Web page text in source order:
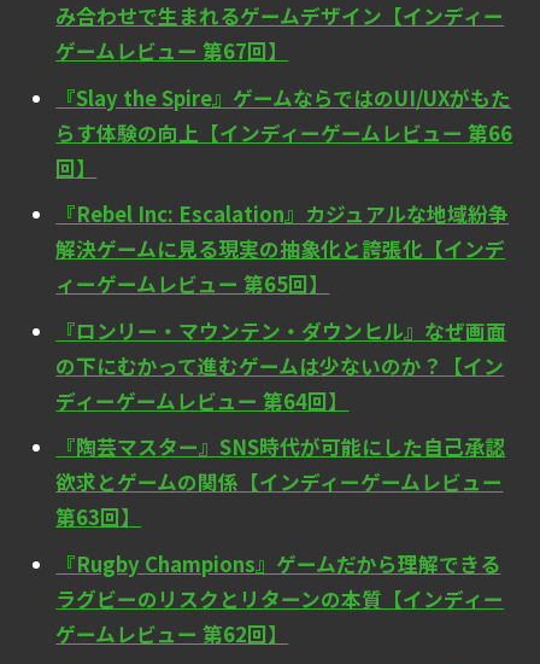
み合わせで生まれるゲームデザイン【インディー
ゲームレビュー 第67回】
『Slay the Spire』ゲームならではのUI/UXがもた
らす体験の向上【インディーゲームレビュー 第66
回】
『Rebel Inc: Escalation』カジュアルな地域紛争
解決ゲームに見る現実の抽象化と誇張化【インデ
ィーゲームレビュー 第65回】
『ロンリー・マウンテン・ダウンヒル』なぜ画面
の下にむかって進むゲームは少ないのか？【イン
ディーゲームレビュー 第64回】
『陶芸マスター』SNS時代が可能にした自己承認
欲求とゲームの関係【インディーゲームレビュー
第63回】
『Rugby Champions』ゲームだから理解できる
ラグビーのリスクとリターンの本質【インディー
ゲームレビュー 第62回】